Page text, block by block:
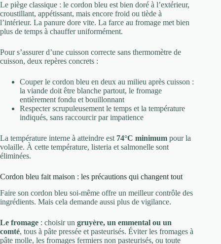
Le piège classique : le cordon bleu est bien doré à l’extérieur,
croustillant, appétissant, mais encore froid ou tiède à
l’intérieur. La panure dore vite. La farce au fromage met bien
plus de temps à chauffer uniformément.
Pour s’assurer d’une cuisson correcte sans thermomètre de
cuisson, deux repères concrets :
Couper le cordon bleu en deux au milieu après cuisson :
la viande doit être blanche partout, le fromage
entièrement fondu et bouillonnant
Respecter scrupuleusement le temps et la température
indiqués, sans raccourcir par impatience
La température interne à atteindre est 74°C minimum pour la
volaille. À cette température, listeria et salmonelle sont
éliminées.
Cordon bleu fait maison : les précautions qui changent tout
Faire son cordon bleu soi-même offre un meilleur contrôle des
ingrédients. Mais cela demande aussi plus de vigilance.
Le fromage : choisir un gruyère, un emmental ou un
comté, tous à pâte pressée et pasteurisés. Éviter les fromages à
pâte molle, les fromages fermiers non pasteurisés, ou toute